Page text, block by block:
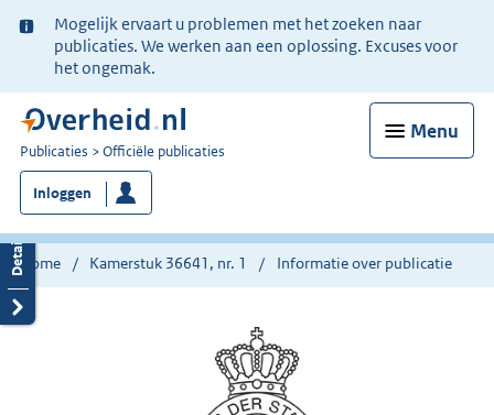
Ter
informatie:
Mogelijk ervaart u problemen met het zoeken naar
publicaties. We werken aan een oplossing. Excuses voor
het ongemak.
Menu
U
bent
nu
hier:
Publicaties Officiële publicaties
Inloggen
Home Kamerstuk 36641, nr. 1 Informatie over publicatie